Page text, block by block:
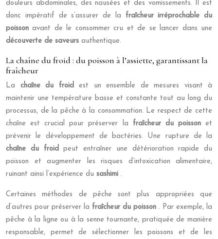
douleurs abdominales, des nausées et des vomissements. Il est
donc impératif de s’assurer de la fraîcheur irréprochable du
poissonavant de le consommer cru et de se lancer dans une
découverte de saveurs authentique.
La chaîne du froid : du poisson à l’assiette, garantissant la
fraîcheur
La chaîne du froid est un ensemble de mesures visant à
maintenir une température basse et constante tout au long du
processus, de la pêche à la consommation. Le respect de cette
chaîne est crucial pour préserver la fraîcheur du poissonet
prévenir le développement de bactéries. Une rupture de la
chaîne du froidpeut entraîner une détérioration rapide du
poisson et augmenter les risques d’intoxication alimentaire,
ruinant ainsi l’expérience du sashimi .
Certaines méthodes de pêche sont plus appropriées que
d’autres pour préserver la fraîcheur du poisson . Par exemple, la
pêche à la ligne ou à la senne tournante, pratiquée de manière
responsable, permet de sélectionner les poissons et de les